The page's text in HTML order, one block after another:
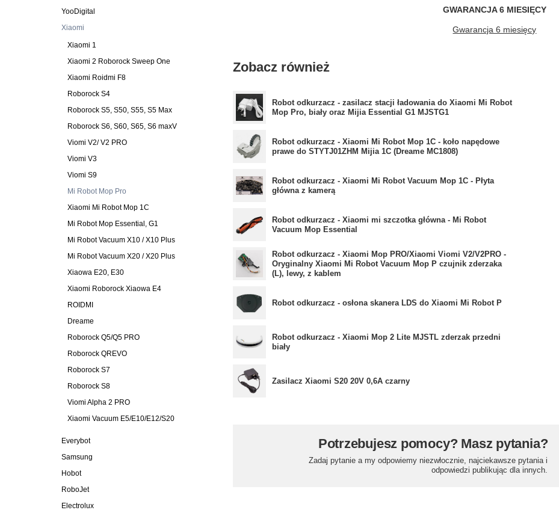
YooDigital
Xiaomi
Xiaomi 1
Xiaomi 2 Roborock Sweep One
Xiaomi Roidmi F8
Roborock S4
Roborock S5, S50, S55, S5 Max
Roborock S6, S60, S65, S6 maxV
Viomi V2/ V2 PRO
Viomi V3
Viomi S9
Mi Robot Mop Pro
Xiaomi Mi Robot Mop 1C
Mi Robot Mop Essential, G1
Mi Robot Vacuum X10 / X10 Plus
Mi Robot Vacuum X20 / X20 Plus
Xiaowa E20, E30
Xiaomi Roborock Xiaowa E4
ROIDMI
Dreame
Roborock Q5/Q5 PRO
Roborock QREVO
Roborock S7
Roborock S8
Viomi Alpha 2 PRO
Xiaomi Vacuum E5/E10/E12/S20
Everybot
Samsung
Hobot
RoboJet
Electrolux
GWARANCJA 6 MIESIĘCY
Gwarancja 6 miesięcy
Zobacz również
Robot odkurzacz - zasilacz stacji ładowania do Xiaomi Mi Robot
Mop Pro, biały oraz Mijia Essential G1 MJSTG1
Robot odkurzacz - Xiaomi Mi Robot Mop 1C - koło napędowe
prawe do STYTJ01ZHM Mijia 1C (Dreame MC1808)
Robot odkurzacz - Xiaomi Mi Robot Vacuum Mop 1C - Płyta
główna z kamerą
Robot odkurzacz - Xiaomi mi szczotka główna - Mi Robot
Vacuum Mop Essential
Robot odkurzacz - Xiaomi Mop PRO/Xiaomi Viomi V2/V2PRO -
Oryginalny Xiaomi Mi Robot Vacuum Mop P czujnik zderzaka
(L), lewy, z kablem
Robot odkurzacz - osłona skanera LDS do Xiaomi Mi Robot P
Robot odkurzacz - Xiaomi Mop 2 Lite MJSTL zderzak przedni
biały
Zasilacz Xiaomi S20 20V 0,6A czarny
Potrzebujesz pomocy? Masz pytania?
Zadaj pytanie a my odpowiemy niezwłocznie, najciekawsze pytania i
odpowiedzi publikując dla innych.